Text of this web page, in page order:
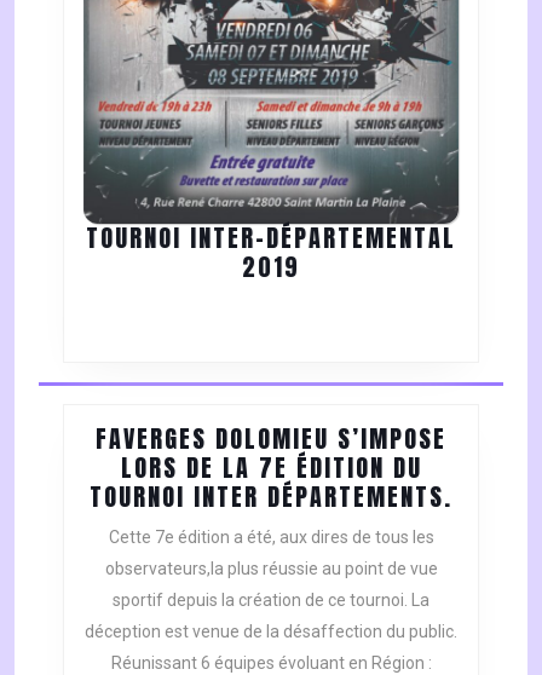
TOURNOI INTER-DÉPARTEMENTAL
2019
FAVERGES DOLOMIEU S’IMPOSE
LORS DE LA 7E ÉDITION DU
TOURNOI INTER DÉPARTEMENTS.
LA
Cette 7e édition a été, aux dires de tous les
observateurs,la plus réussie au point de vue
sportif depuis la création de ce tournoi. La
déception est venue de la désaffection du public.
Réunissant 6 équipes évoluant en Région :